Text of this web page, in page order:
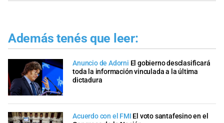
Además tenés que leer:
Anuncio de Adorni El gobierno desclasificará
toda la información vinculada a la última
dictadura
Acuerdo con el FMI El voto santafesino en el